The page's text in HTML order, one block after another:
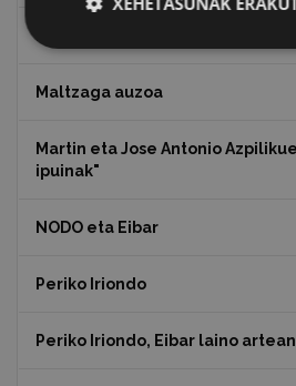
Maltzaga auzoa
Martin eta Jose Antonio
ipuinak"
NODO eta Eibar
Periko Iriondo
Periko Iriondo, Eibar laino artean